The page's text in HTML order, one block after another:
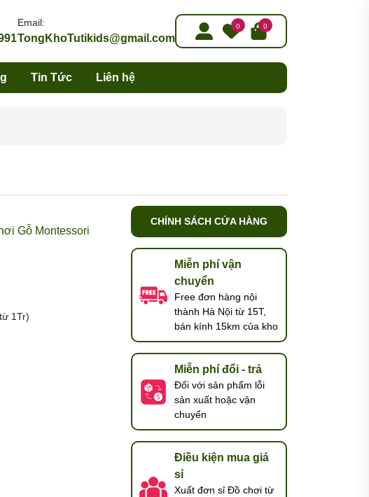
Email:
TongKhoTutikids@gmail.com
0 0
Tin Tức Liên hệ
Gỗ Montessori
1Tr)
CHÍNH SÁCH CỬA HÀNG
Miễn phí vận
chuyển
Free đơn hàng nội
thành Hà Nội từ 15T,
bán kính 15km của kho
Miễn phí đổi - trả
Đối với sản phẩm lỗi
sản xuất hoặc vận
chuyển
Điều kiện mua giá
sỉ
Xuất đơn sỉ Đồ chơi từ